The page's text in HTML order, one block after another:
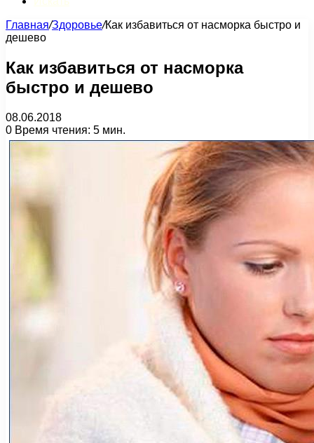
Главная/Здоровье/Как избавиться от насморка быстро и
дешево
Как избавиться от насморка
быстро и дешево
08.06.2018
0 Время чтения: 5 мин.